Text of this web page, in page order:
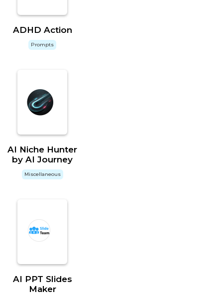
ADHD Action
Prompts
AI Niche Hunter
by AI Journey
Miscellaneous
AI PPT Slides
Maker